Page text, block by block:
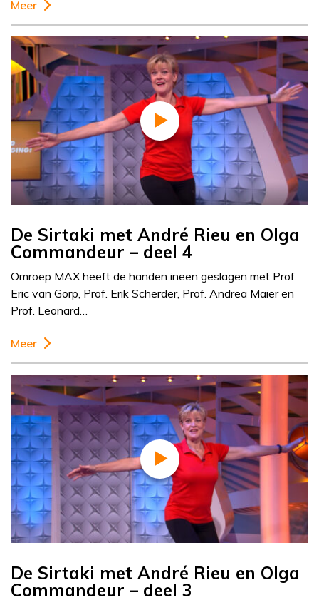
Meer
De Sirtaki met André Rieu en Olga
Commandeur – deel 4
Omroep MAX heeft de handen ineen geslagen met Prof.
Eric van Gorp, Prof. Erik Scherder, Prof. Andrea Maier en
Prof. Leonard…
Meer
De Sirtaki met André Rieu en Olga
Commandeur – deel 3